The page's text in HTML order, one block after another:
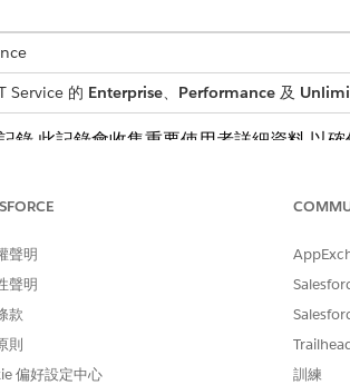
Service 的 Enterprise、 Performance及
錄,此記錄會收集重要使用者詳細資料,以
務要求的履行流程。您可以在 Flow
聲明
聲明
款
則
偏好設定中心
訓練